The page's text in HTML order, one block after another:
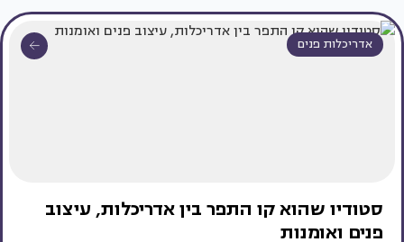
אדריכלות פנים
סטודיו שהוא קו התפר בין אדריכלות, עיצוב
פנים ואומנות